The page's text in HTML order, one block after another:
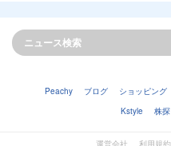
Peachy ブログ ショッピング
Kstyle
株探
運営会社 利用規約